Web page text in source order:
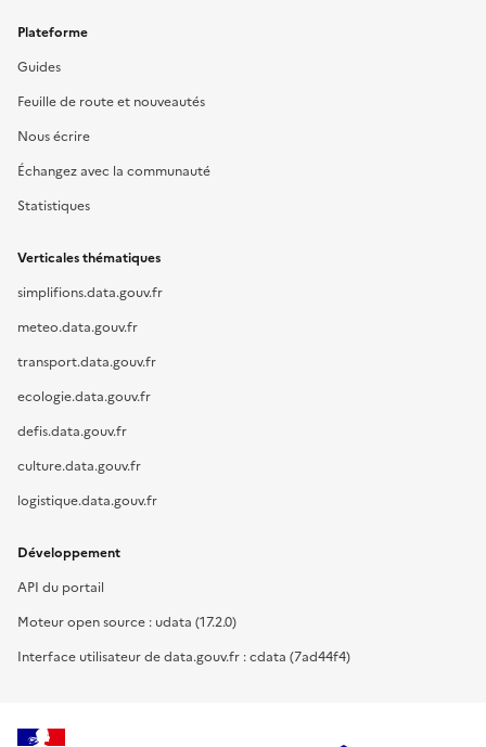
Plateforme
Guides
Feuille de route et nouveautés
Nous écrire
Échangez avec la communauté
Statistiques
Verticales thématiques
simplifions.data.gouv.fr
meteo.data.gouv.fr
transport.data.gouv.fr
ecologie.data.gouv.fr
defis.data.gouv.fr
culture.data.gouv.fr
logistique.data.gouv.fr
Développement
API du portail
Moteur open source : udata (17.2.0)
Interface utilisateur de data.gouv.fr : cdata (7ad44f4)